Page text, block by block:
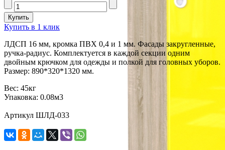
Купить в 1 клик
ЛДСП 16 мм, кромка ПВХ 0,4 и 1 мм. Фасады закругленные,
ручка-радиус. Комплектуется в каждой секции одним
двойным крючком для одежды и полкой для головных уборов.
Размер: 890*320*1320 мм.
Вес: 45кг
Упаковка: 0.08м3
Артикул ШЛД-033